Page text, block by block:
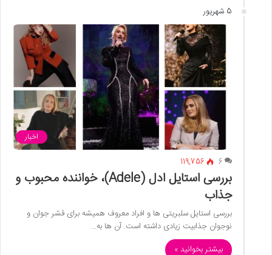
5 شهریور
اخبار
6
119,756
بررسی استایل ادل (Adele)، خواننده محبوب و
جذاب
بررسی استایل سلبریتی ها و افراد معروف همیشه برای قشر جوان و
نوجوان جذابیت زیادی داشته است. آن ها به…
بیشتر بخوانید »